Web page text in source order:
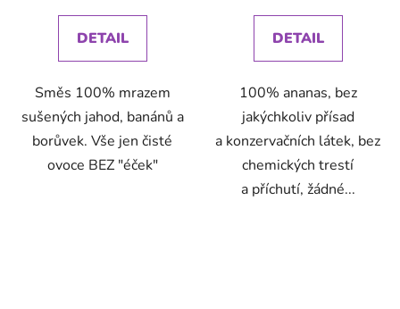
DETAIL
Směs 100% mrazem
sušených jahod, banánů a
borůvek. Vše jen čisté
ovoce BEZ "éček"
DETAIL
100% ananas, bez
jakýchkoliv přísad
a konzervačních látek, bez
chemických trestí
a příchutí, žádné...